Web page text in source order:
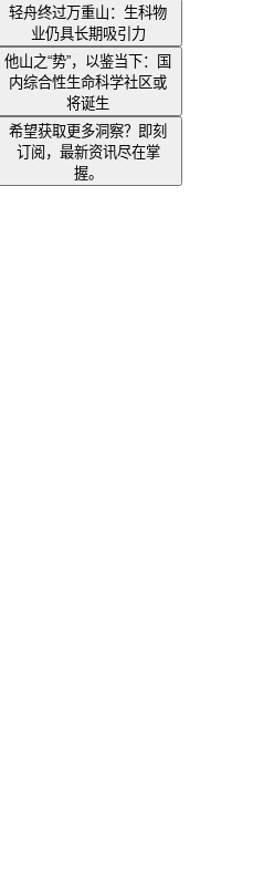
轻舟终过万重山：生科物
业仍具长期吸引力
他山之“势”，以鉴当下：国
内综合性生命科学社区或
将诞生
希望获取更多洞察？即刻
订阅，最新资讯尽在掌
握。